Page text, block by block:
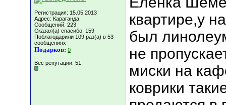
Регистрация: 15.05.2013
Адрес: Караганда
Сообщений: 223
Сказал(а) спасибо: 159
Поблагодарили 109 раз(а) в 53
сообщениях
Подарков: 0
Вес репутации: 51
квартире,у
был
не
миски на
коврики